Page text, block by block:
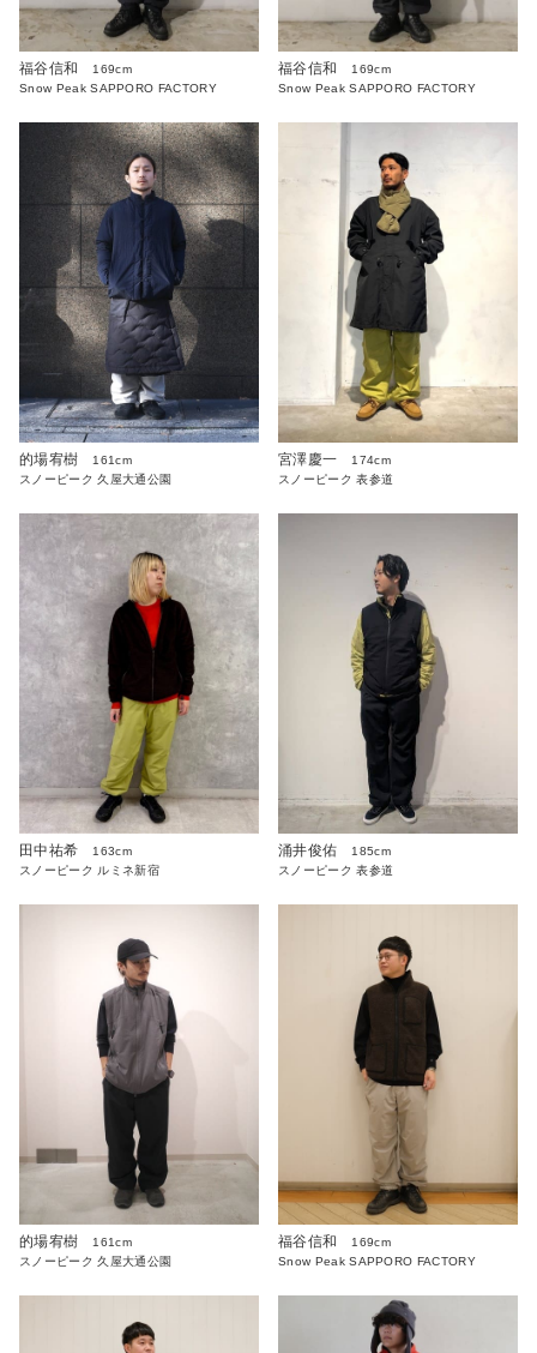
福谷信和
169cm
Snow Peak SAPPORO FACTORY
福谷信和
169cm
Snow Peak SAPPORO FACTORY
的場宥樹
161cm
スノーピーク 久屋大通公園
宮澤慶一
174cm
スノーピーク 表参道
田中祐希
163cm
スノーピーク ルミネ新宿
涌井俊佑
185cm
スノーピーク 表参道
的場宥樹
161cm
スノーピーク 久屋大通公園
福谷信和
169cm
Snow Peak SAPPORO FACTORY